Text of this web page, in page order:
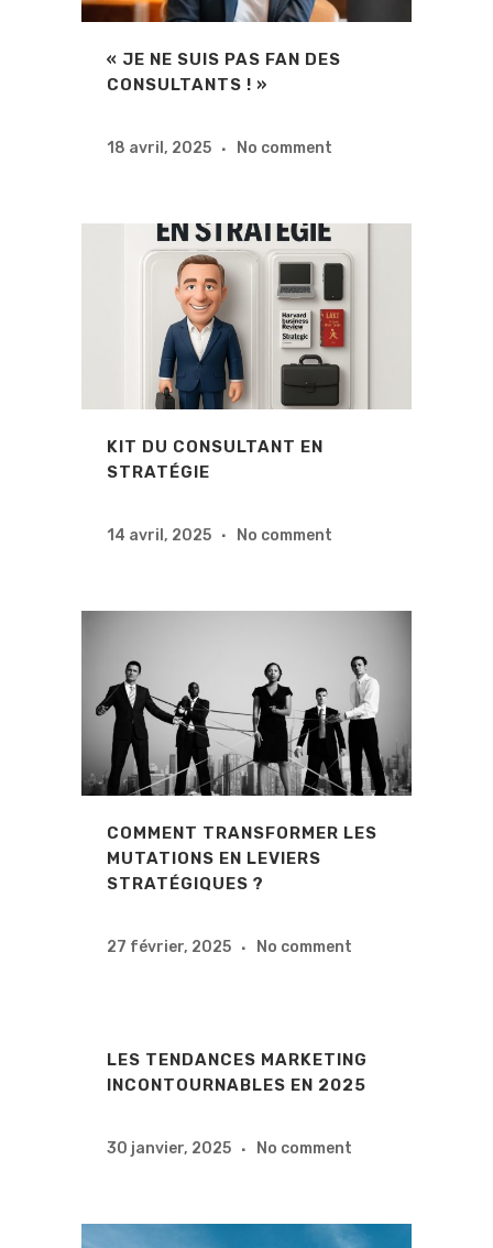
« JE NE SUIS PAS FAN DES
CONSULTANTS ! »
18 avril, 2025 No comment
KIT DU CONSULTANT EN
STRATÉGIE
14 avril, 2025 No comment
COMMENT TRANSFORMER LES
MUTATIONS EN LEVIERS
STRATÉGIQUES ?
27 février, 2025 No comment
LES TENDANCES MARKETING
INCONTOURNABLES EN 2025
30 janvier, 2025 No comment